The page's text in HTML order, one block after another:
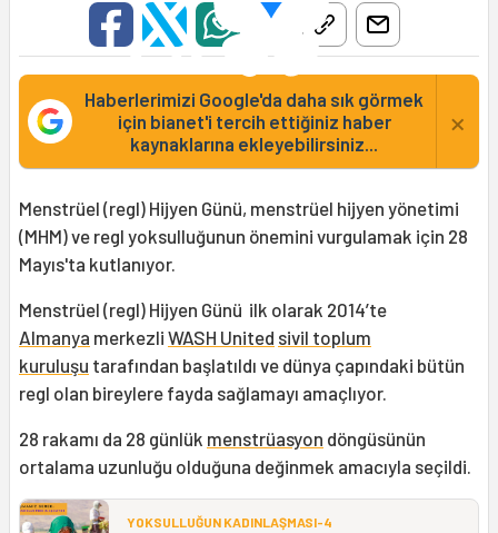
Haberlerimizi Google'da daha sık görmek
için bianet'i tercih ettiğiniz haber
kaynaklarına ekleyebilirsiniz...
×
Menstrüel (regl) Hijyen Günü, menstrüel hijyen yönetimi
(MHM) ve regl yoksulluğunun önemini vurgulamak için 28
Mayıs'ta kutlanıyor.
Menstrüel (regl) Hijyen Günü ilk olarak 2014’te
Almanya merkezli WASH United sivil toplum
kuruluşu tarafından başlatıldı ve dünya çapındaki bütün
regl olan bireylere fayda sağlamayı amaçlıyor.
28 rakamı da 28 günlük menstrüasyon döngüsünün
ortalama uzunluğu olduğuna değinmek amacıyla seçildi.
YOKSULLUĞUN KADINLAŞMASI-4